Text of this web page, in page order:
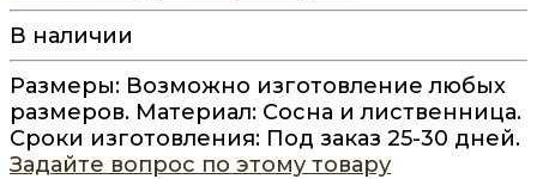
В наличии
Размеры: Возможно изготовление любых
размеров. Материал: Сосна и лиственница.
Сроки изготовления: Под заказ 25-30 дней.
Задайте вопрос по этому товару